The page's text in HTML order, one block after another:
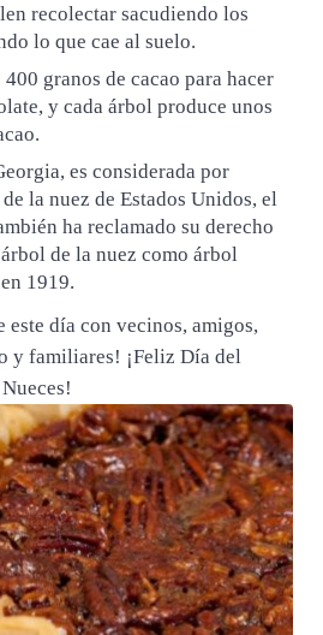
recolectar sacudiendo los
lo que cae al suelo.
400 granos de cacao para hacer
y cada árbol produce unos
es considerada por
la nuez de Estados Unidos, el
ha reclamado su derecho
de la nuez como árbol
1919.
este día con vecinos, amigos,
y familiares! ¡Feliz Día del